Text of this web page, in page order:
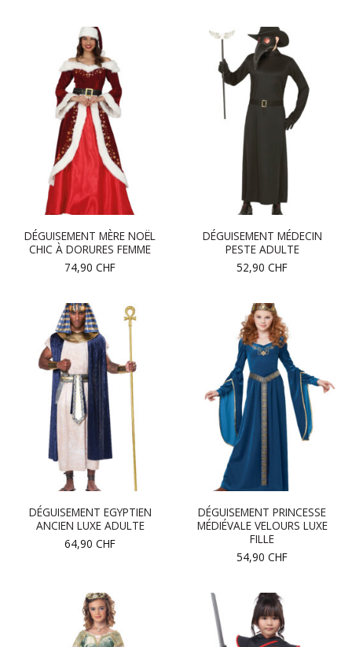
DÉGUISEMENT MÈRE NOËL
CHIC À DORURES FEMME
74,90 CHF
DÉGUISEMENT MÉDECIN
PESTE ADULTE
52,90 CHF
DÉGUISEMENT EGYPTIEN
ANCIEN LUXE ADULTE
64,90 CHF
DÉGUISEMENT PRINCESSE
MÉDIÉVALE VELOURS LUXE
FILLE
54,90 CHF